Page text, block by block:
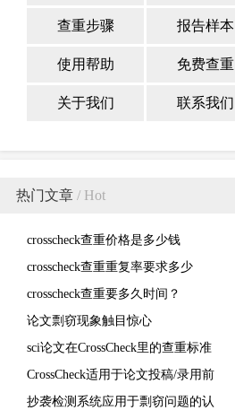
查重步骤 报告样本
使用帮助 免费查重
关于我们 联系我们
热门文章 / Hot
crosscheck查重价格是多少钱
crosscheck查重重复率要求多少
crosscheck查重要多久时间？
论文剽窃现象触目惊心
sci论文在CrossCheck里的查重标准
CrossCheck适用于论文投稿/录用前
的初查
抄袭检测系统应用于剽窃问题的认